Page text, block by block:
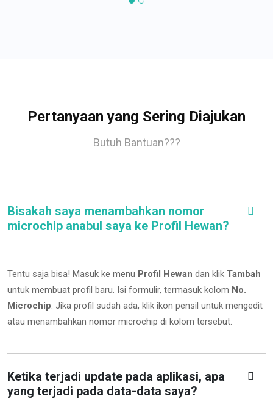
Pertanyaan yang Sering Diajukan
Butuh Bantuan???
Bisakah saya menambahkan nomor
microchip anabul saya ke Profil Hewan?
Tentu saja bisa! Masuk ke menu Profil Hewan dan klik Tambah
untuk membuat profil baru. Isi formulir, termasuk kolom No.
Microchip. Jika profil sudah ada, klik ikon pensil untuk mengedit
atau menambahkan nomor microchip di kolom tersebut.
Ketika terjadi update pada aplikasi, apa
yang terjadi pada data-data saya?